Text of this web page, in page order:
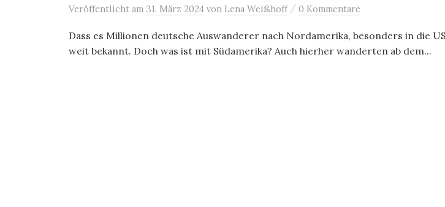
Veröffentlicht am 31. März 2024 von Lena Weißhoff / 0 Kommentare
Dass es Millionen deutsche Auswanderer nach Nordamerika, besonders in die
weit bekannt. Doch was ist mit Südamerika? Auch hierher wanderten ab dem...